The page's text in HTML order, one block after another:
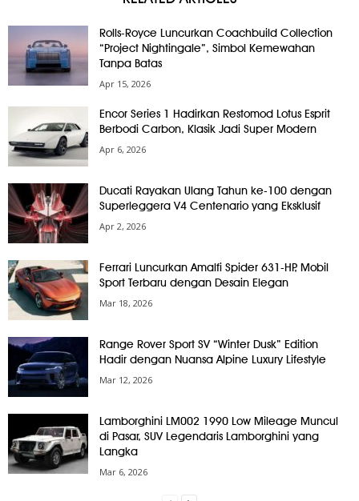
Rolls-Royce Luncurkan Coachbuild Collection
“Project Nightingale”, Simbol Kemewahan
Tanpa Batas
Apr 15, 2026
Encor Series 1 Hadirkan Restomod Lotus Esprit
Berbodi Carbon, Klasik Jadi Super Modern
Apr 6, 2026
Ducati Rayakan Ulang Tahun ke-100 dengan
Superleggera V4 Centenario yang Eksklusif
Apr 2, 2026
Ferrari Luncurkan Amalfi Spider 631-HP, Mobil
Sport Terbaru dengan Desain Elegan
Mar 18, 2026
Range Rover Sport SV “Winter Dusk” Edition
Hadir dengan Nuansa Alpine Luxury Lifestyle
Mar 12, 2026
Lamborghini LM002 1990 Low Mileage Muncul
di Pasar, SUV Legendaris Lamborghini yang
Langka
Mar 6, 2026